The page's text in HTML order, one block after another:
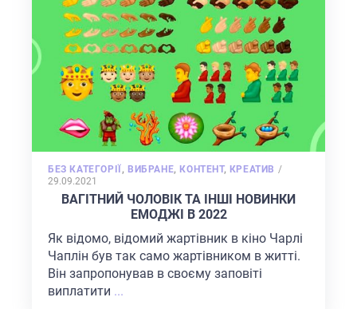
БЕЗ КАТЕГОРІЇ , ВИБРАНЕ, КОНТЕНТ, КРЕАТИВ /POSTED
29.09.2021
ВАГІТНИЙ ЧОЛОВІК ТА ІНШІ НОВИНКИ
ЕМОДЖІ В 2022
Як відомо, відомий жартівник в кіно Чарлі
Чаплін був так само жартівником в житті.
Він запропонував в своєму заповіті
виплатити ...